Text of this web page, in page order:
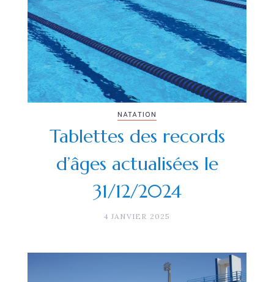
NATATION
Tablettes des records
d’âges actualisées le
31/12/2024
4 JANVIER 2025